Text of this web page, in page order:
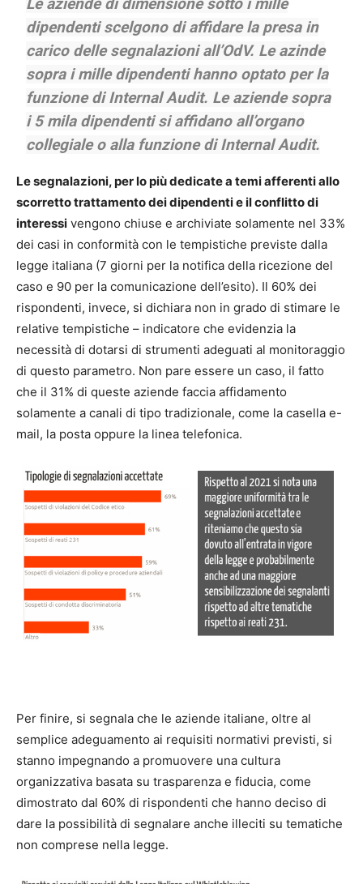
dipendenti scelgono di affidare la presa in
carico delle segnalazioni all’OdV. Le azinde
sopra i mille dipendenti hanno optato per la
funzione di Internal Audit. Le aziende sopra
i 5 mila dipendenti si affidano all’organo
collegiale o alla funzione di Internal Audit.
Le segnalazioni, per lo più dedicate a temi afferenti allo
scorretto trattamento dei dipendenti e il conflitto di
interessi vengono chiuse e archiviate solamente nel 33%
dei casi in conformità con le tempistiche previste dalla
legge italiana (7 giorni per la notifica della ricezione del
caso e 90 per la comunicazione dell’esito). Il 60% dei
rispondenti, invece, si dichiara non in grado di stimare le
relative tempistiche – indicatore che evidenzia la
necessità di dotarsi di strumenti adeguati al monitoraggio
di questo parametro. Non pare essere un caso, il fatto
che il 31% di queste aziende faccia affidamento
solamente a canali di tipo tradizionale, come la casella e-
mail, la posta oppure la linea telefonica.
Per finire, si segnala che le aziende italiane, oltre al
semplice adeguamento ai requisiti normativi previsti, si
stanno impegnando a promuovere una cultura
organizzativa basata su trasparenza e fiducia, come
dimostrato dal 60% di rispondenti che hanno deciso di
dare la possibilità di segnalare anche illeciti su tematiche
non comprese nella legge.